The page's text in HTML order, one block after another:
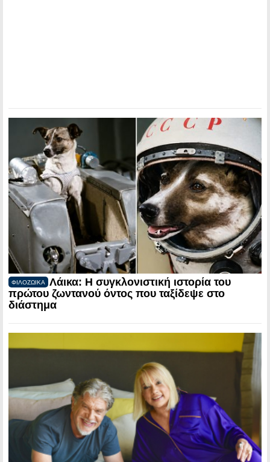
ΦΙΛΟΖΩΙΚΑ
Λάικα: Η συγκλονιστική ιστορία του
πρώτου ζωντανού όντος που ταξίδεψε στο
διάστημα